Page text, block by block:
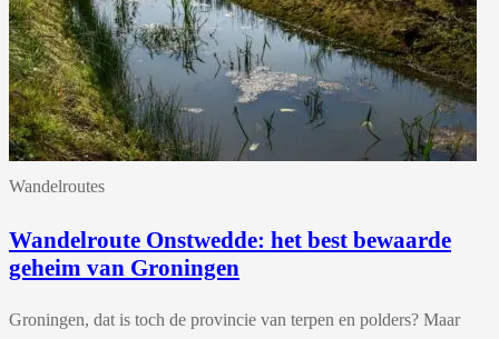
Wandelroutes
Wandelroute Onstwedde: het best bewaarde
geheim van Groningen
Groningen, dat is toch de provincie van terpen en polders? Maar